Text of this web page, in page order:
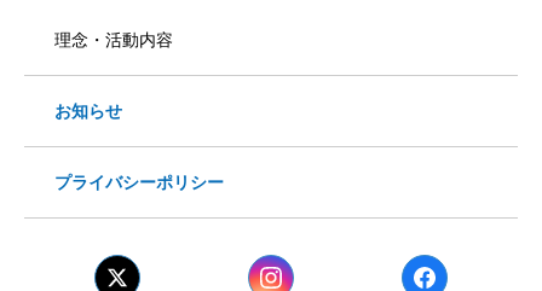
理念・活動内容
お知らせ
プライバシーポリシー